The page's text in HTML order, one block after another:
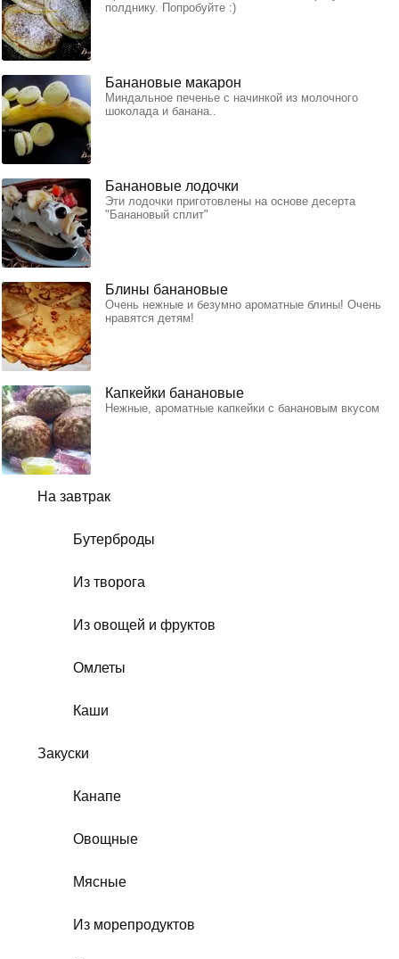
На завтрак
Бутерброды
Из творога
Из овощей и фруктов
Омлеты
Каши
Закуски
Канапе
Овощные
Мясные
Из морепродуктов
полднику. Попробуйте :)
Банановые макарон
Миндальное печенье с начинкой из молочного
шоколада и банана..
Банановые лодочки
Эти лодочки приготовлены на основе десерта
"Банановый сплит"
Блины банановые
Очень нежные и безумно ароматные блины! Очень
нравятся детям!
Капкейки банановые
Нежные, ароматные капкейки с банановым вкусом